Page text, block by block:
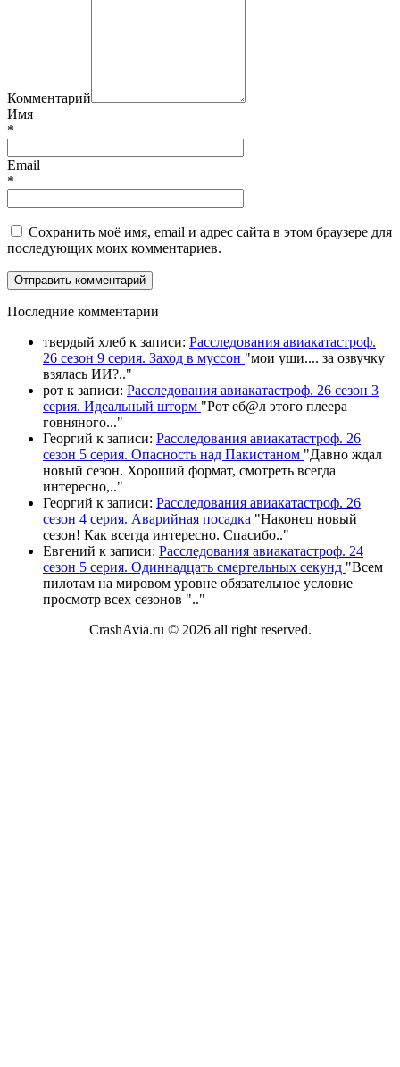
Комментарий
Имя
*
Email
*
Сохранить моё имя, email и адрес сайта в этом браузере для
последующих моих комментариев.
Последние комментарии
твердый хлеб к записи: Расследования авиакатастроф.
26 сезон 9 серия. Заход в муссон "мои уши.... за озвучку
взялась ИИ?.."
рот к записи: Расследования авиакатастроф. 26 сезон 3
серия. Идеальный шторм "Рот еб@л этого плеера
говняного..."
Георгий к записи: Расследования авиакатастроф. 26
сезон 5 серия. Опасность над Пакистаном "Давно ждал
новый сезон. Хороший формат, смотреть всегда
интересно,.."
Георгий к записи: Расследования авиакатастроф. 26
сезон 4 серия. Аварийная посадка "Наконец новый
сезон! Как всегда интересно. Спасибо.."
Евгений к записи: Расследования авиакатастроф. 24
сезон 5 серия. Одиннадцать смертельных секунд "Всем
пилотам на мировом уровне обязательное условие
просмотр всех сезонов ".."
CrashAvia.ru © 2026 all right reserved.